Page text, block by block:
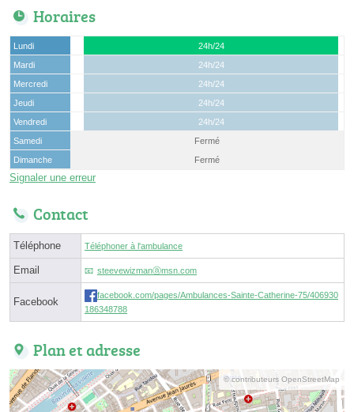
Horaires
Lundi
24h/24
Mardi
24h/24
Mercredi
24h/24
Jeudi
24h/24
Vendredi
24h/24
Samedi
Fermé
Dimanche
Fermé
Signaler une erreur
Contact
Téléphone Téléphoner à l'ambulance
Email steevewizmanⓐmsn.com
Facebook
facebook.com/pages/Ambulances-Sainte-Catherine-75/406930
186348788
Plan et adresse
© contributeurs OpenStreetMap